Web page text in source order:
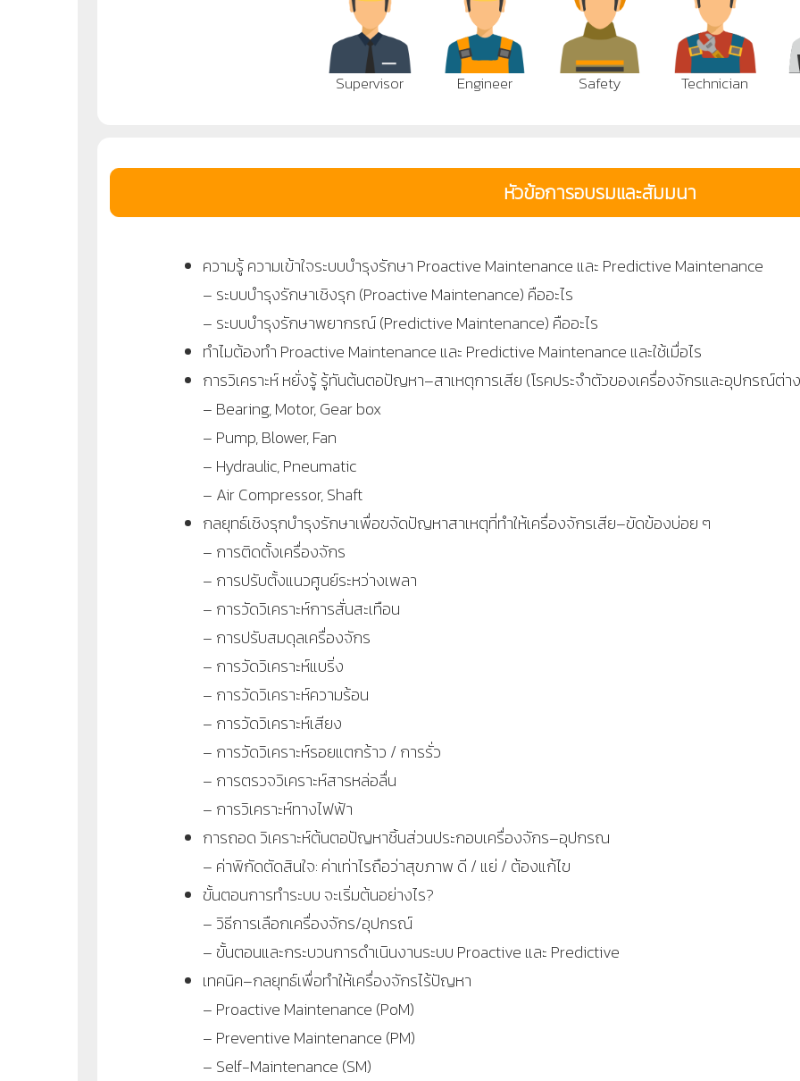
Supervisor Engineer Safety Technician
หัวข้อการอบรมและสัมมนา
ความรู้ ความเข้าใจระบบบำรุงรักษา Proactive Maintenance และ Predictive Maintenance
– ระบบบำรุงรักษาเชิงรุก (Proactive Maintenance) คืออะไร
– ระบบบำรุงรักษาพยากรณ์ (Predictive Maintenance) คืออะไร
ทำไมต้องทำ Proactive Maintenance และ Predictive Maintenance และใช้เมื่อไร
การวิเคราะห์ หยั่งรู้ รู้ทันต้นตอปัญหา–สาเหตุการเสีย (โรคประจำตัวของเครื่องจักรและอุปกรณ์ต่า
– Bearing, Motor, Gear box
– Pump, Blower, Fan
– Hydraulic, Pneumatic
– Air Compressor, Shaft
กลยุทธ์เชิงรุกบำรุงรักษาเพื่อขจัดปัญหาสาเหตุที่ทำให้เครื่องจักรเสีย–ขัดข้องบ่อย ๆ
– การติดตั้งเครื่องจักร
– การปรับตั้งแนวศูนย์ระหว่างเพลา
– การวัดวิเคราะห์การสั่นสะเทือน
– การปรับสมดุลเครื่องจักร
– การวัดวิเคราะห์แบริ่ง
– การวัดวิเคราะห์ความร้อน
– การวัดวิเคราะห์เสียง
– การวัดวิเคราะห์รอยแตกร้าว / การรั่ว
– การตรวจวิเคราะห์สารหล่อลื่น
– การวิเคราะห์ทางไฟฟ้า
การถอด วิเคราะห์ต้นตอปัญหาชิ้นส่วนประกอบเครื่องจักร–อุปกรณ
– ค่าพิกัดตัดสินใจ: ค่าเท่าไรถือว่าสุขภาพ ดี / แย่ / ต้องแก้ไข
ขั้นตอนการทำระบบ จะเริ่มต้นอย่างไร?
– วิธีการเลือกเครื่องจักร/อุปกรณ์
– ขั้นตอนและกระบวนการดำเนินงานระบบ Proactive และ Predictive
เทคนิค–กลยุทธ์เพื่อทำให้เครื่องจักรไร้ปัญหา
– Proactive Maintenance (PoM)
– Preventive Maintenance (PM)
– Self-Maintenance (SM)